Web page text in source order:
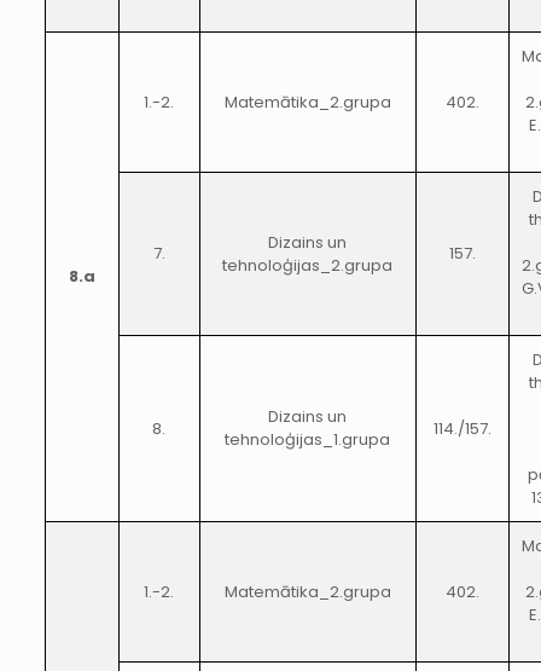
8.a
1.-2. Matemātika_2.grupa 402.
7.
Dizains un
tehnoloģijas_2.grupa
157.
8.
Dizains un
tehnoloģijas_1.grupa
114./157.
1.-2. Matemātika_2.grupa 402.